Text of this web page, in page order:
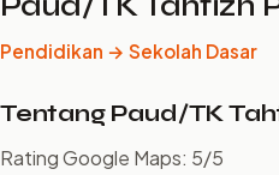
Pendidikan → Sekolah Dasar
Tentang Paud/TK
Rating Google Maps: 5/5